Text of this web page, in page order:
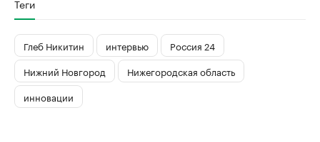
Теги
Глеб Никитин интервью
Россия 24
Нижний Новгород
Нижегородская область
инновации